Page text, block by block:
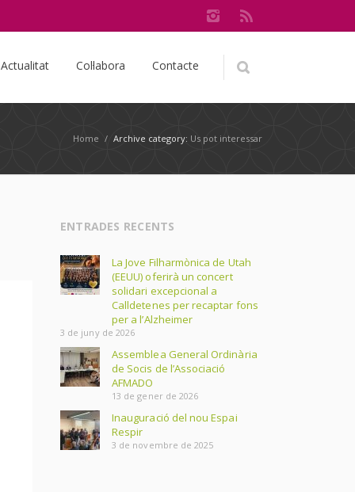
Actualitat Col·labora Contacte
Home / Archive category: Us pot interessar
ENTRADES RECENTS
La Jove Filharmònica de Utah
(EEUU) oferirà un concert
solidari excepcional a
Calldetenes per recaptar fons
per a l’Alzheimer
3 de juny de 2026
Assemblea General Ordinària
de Socis de l’Associació
AFMADO
13 de gener de 2026
Inauguració del nou Espai
Respir
3 de novembre de 2025